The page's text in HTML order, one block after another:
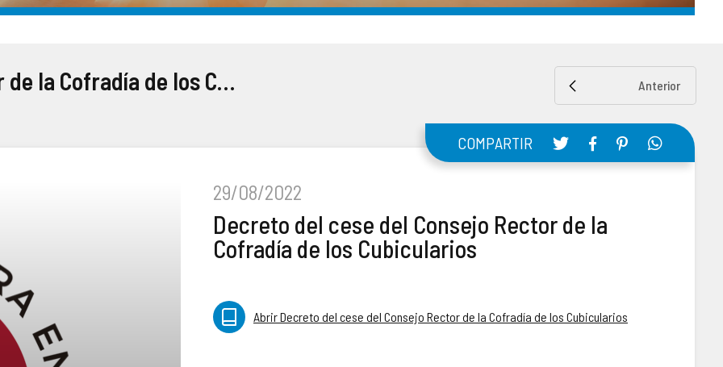
Decreto del cese del Consejo Rector de la Cofradía de los Cubicularios Anterior
29/08/2022
COMPARTIR
Decreto del cese del Consejo Rector de la
Cofradía de los Cubicularios
Abrir Decreto del cese del Consejo Rector de la Cofradía de los Cubicularios